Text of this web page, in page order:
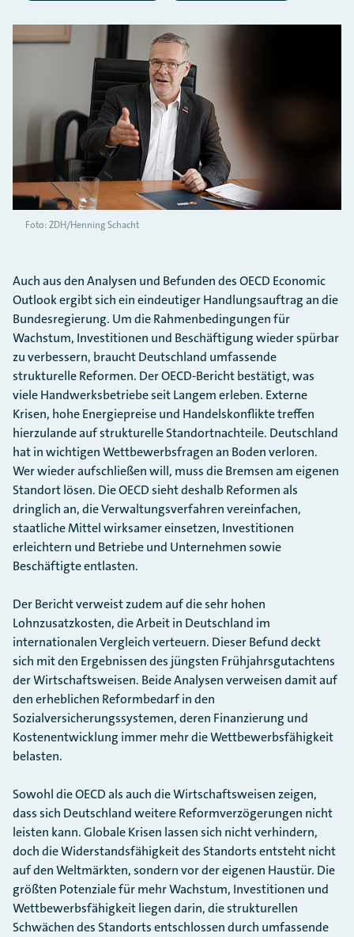
Foto: ZDH/Henning Schacht
Auch aus den Analysen und Befunden des OECD Economic
Outlook ergibt sich ein eindeutiger Handlungsauftrag an die
Bundesregierung. Um die Rahmenbedingungen für
Wachstum, Investitionen und Beschäftigung wieder spürbar
zu verbessern, braucht Deutschland umfassende
strukturelle Reformen. Der OECD-Bericht bestätigt, was
viele Handwerksbetriebe seit Langem erleben. Externe
Krisen, hohe Energiepreise und Handelskonflikte treffen
hierzulande auf strukturelle Standortnachteile. Deutschland
hat in wichtigen Wettbewerbsfragen an Boden verloren.
Wer wieder aufschließen will, muss die Bremsen am eigenen
Standort lösen. Die OECD sieht deshalb Reformen als
dringlich an, die Verwaltungsverfahren vereinfachen,
staatliche Mittel wirksamer einsetzen, Investitionen
erleichtern und Betriebe und Unternehmen sowie
Beschäftigte entlasten.
Der Bericht verweist zudem auf die sehr hohen
Lohnzusatzkosten, die Arbeit in Deutschland im
internationalen Vergleich verteuern. Dieser Befund deckt
sich mit den Ergebnissen des jüngsten Frühjahrsgutachtens
der Wirtschaftsweisen. Beide Analysen verweisen damit auf
den erheblichen Reformbedarf in den
Sozialversicherungssystemen, deren Finanzierung und
Kostenentwicklung immer mehr die Wettbewerbsfähigkeit
belasten.
Sowohl die OECD als auch die Wirtschaftsweisen zeigen,
dass sich Deutschland weitere Reformverzögerungen nicht
leisten kann. Globale Krisen lassen sich nicht verhindern,
doch die Widerstandsfähigkeit des Standorts entsteht nicht
auf den Weltmärkten, sondern vor der eigenen Haustür. Die
größten Potenziale für mehr Wachstum, Investitionen und
Wettbewerbsfähigkeit liegen darin, die strukturellen
Schwächen des Standorts entschlossen durch umfassende